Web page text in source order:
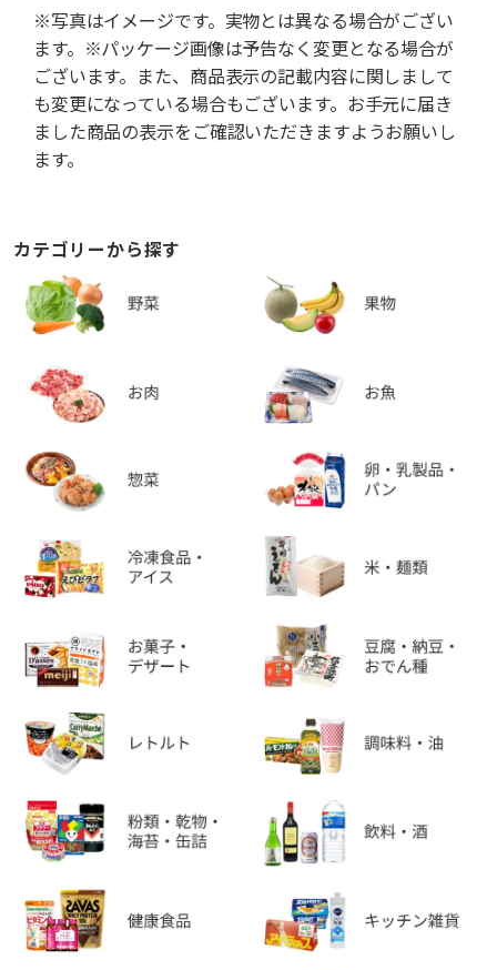
※写真はイメージです。実物とは異なる場合がござい
ます。※パッケージ画像は予告なく変更となる場合が
ございます。また、商品表示の記載内容に関しまして
も変更になっている場合もございます。お手元に届き
ました商品の表示をご確認いただきますようお願いし
ます。
カテゴリーから探す